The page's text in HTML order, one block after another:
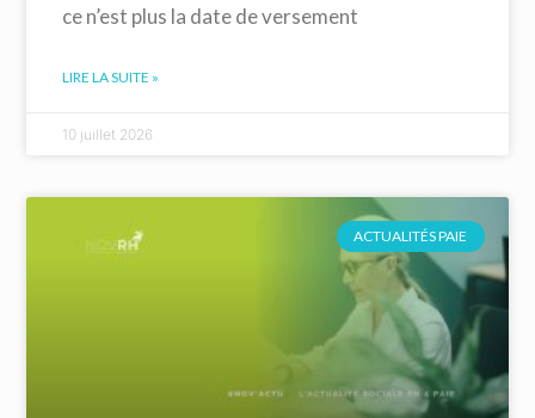
ce n’est plus la date de versement
LIRE LA SUITE »
10 juillet 2026
ACTUALITÉS PAIE